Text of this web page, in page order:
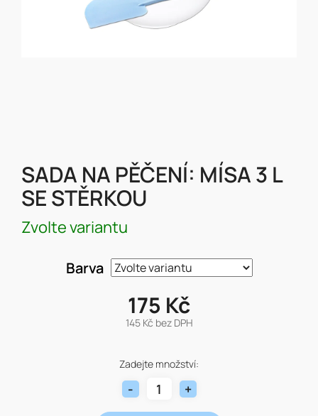
SADA NA PĚČENÍ: MÍSA 3 L
SE STĚRKOU
Zvolte variantu
Barva
175 Kč
145 Kč bez DPH
cena:
Zadejte množství: